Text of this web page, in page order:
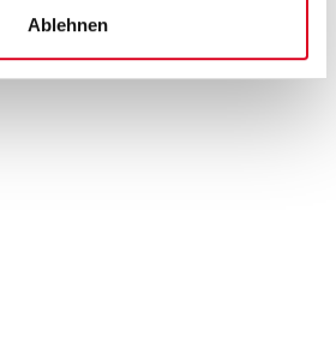
Ablehnen